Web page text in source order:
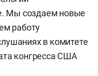
Мы создаем новые
работу
в комитете
конгресса США